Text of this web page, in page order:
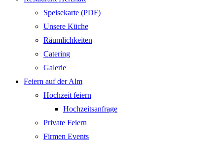
Speisekarte (PDF)
Unsere Küche
Räumlichkeiten
Catering
Galerie
Feiern auf der Alm
Hochzeit feiern
Hochzeitsanfrage
Private Feiern
Firmen Events